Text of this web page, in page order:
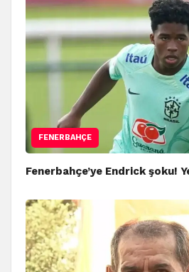
FENERBAHÇE
Fenerbahçe’ye Endrick şoku!